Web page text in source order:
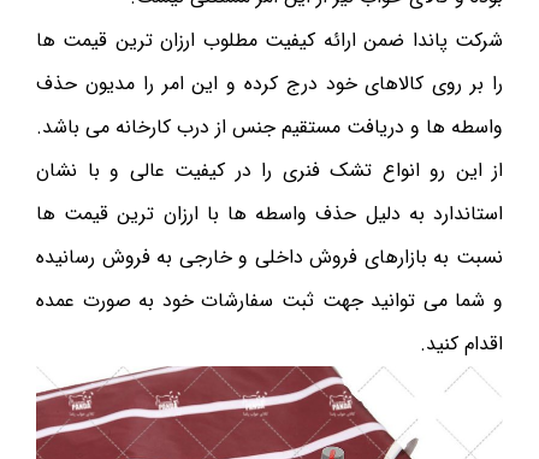
شرکت پاندا ضمن ارائه کیفیت مطلوب ارزان ترین قیمت ها
را بر روی کالاهای خود درج کرده و این امر را مدیون حذف
واسطه ها و دریافت مستقیم جنس از درب کارخانه می باشد.
از این رو انواع تشک فنری را در کیفیت عالی و با نشان
استاندارد به دلیل حذف واسطه ها با ارزان ترین قیمت ها
نسبت به بازارهای فروش داخلی و خارجی به فروش رسانیده
و شما می توانید جهت ثبت سفارشات خود به صورت عمده
اقدام کنید.